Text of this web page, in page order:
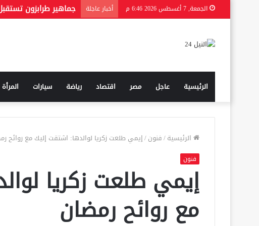
الجمعة, 7 أغسطس 2026 6:46 م أخبار عاجلة
الرئيسية عاجل مصر اقتصاد رياضة سيارات المرأة
الرئيسية/فنون/إيمي طلعت زكريا لوالدها: اشتقت إليك مع روائح
فنون
إيمي طلعت زكريا
مع روائح رمضان